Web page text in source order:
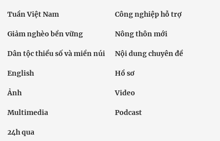
Tuần Việt Nam Công nghiệp hỗ trợ
Giảm nghèo bền vững Nông thôn mới
Dân tộc thiểu số và miền núi Nội dung chuyên đề
English Hồ sơ
Ảnh Video
Multimedia Podcast
24h qua